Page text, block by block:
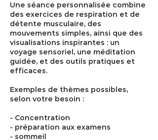
Une séance personnalisée combine
des exercices de respiration et de
détente musculaire, des
mouvements simples, ainsi que des
visualisations inspirantes : un
voyage sensoriel, une méditation
guidée, et des outils pratiques et
efficaces.
Exemples de thèmes possibles,
selon votre besoin :
- Concentration
- préparation aux examens
- sommeil